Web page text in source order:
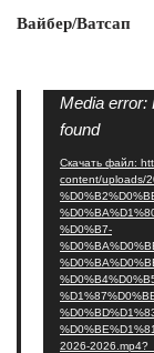
Вайбер/Ватсап
Видеоплеер
Media error:
found
Скачать файл:
content/uploads/
%D0%B7-
2026-